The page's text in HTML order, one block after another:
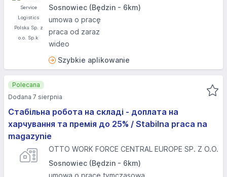
Sosnowiec (Będzin - 6km)
umowa o pracę
praca od zaraz
wideo
Szybkie aplikowanie
Стабільна робота на складі - доплата на
харчування та премія до 25% / Stabilna praca na
magazynie
OTTO WORK FORCE CENTRAL EUROPE SP. Z O.O.
Sosnowiec (Będzin - 6km)
umowa o pracę tymczasową
Polecana
Dodana 7 sierpnia